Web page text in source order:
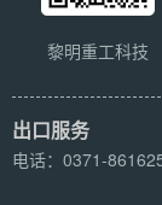
黎明重工科技
出口服务
电话：0371-